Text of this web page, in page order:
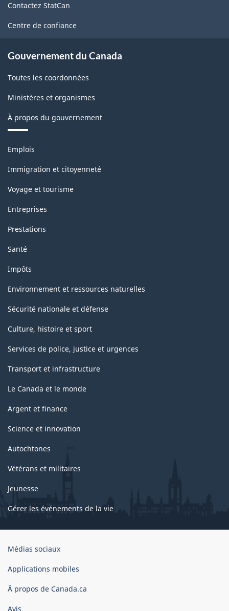
ce
site
Contactez StatCan
Centre de confiance
Gouvernement du Canada
Toutes les coordonnées
Ministères et organismes
À propos du gouvernement
Thèmes
sujets
Emplois
Immigration et citoyenneté
Voyage et tourisme
Entreprises
Prestations
Santé
Impôts
Environnement et ressources naturelles
Sécurité nationale et défense
Culture, histoire et sport
Services de police, justice et urgences
Transport et infrastructure
Le Canada et le monde
Argent et finance
Science et innovation
Autochtones
Vétérans et militaires
Jeunesse
Gérer les événements de la vie
Organisation
gouvernement
Canada
Médias sociaux
Applications mobiles
Ã propos de Canada.ca
Avis